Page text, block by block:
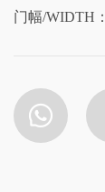
门幅/WIDTH